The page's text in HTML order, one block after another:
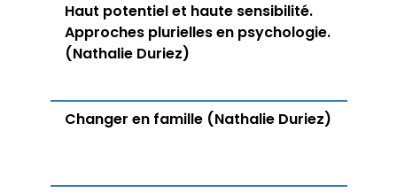
Haut potentiel et haute sensibilité.
Approches plurielles en psychologie.
(Nathalie Duriez)
Changer en famille (Nathalie Duriez)